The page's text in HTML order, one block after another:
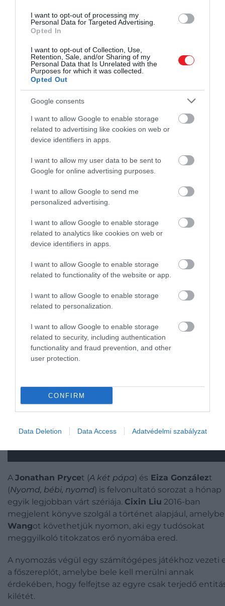
I want to opt-out of processing my
Personal Data for Targeted Advertising.
Opted In
I want to opt-out of Collection, Use,
Retention, Sale, and/or Sharing of my
Personal Data that Is Unrelated with the
Purposes for which it was collected.
Opted Out
Google consents
I want to allow Google to enable storage
related to advertising like cookies on web or
device identifiers in apps.
I want to allow my user data to be sent to
Google for online advertising purposes.
I want to allow Google to send me
personalized advertising.
I want to allow Google to enable storage
related to analytics like cookies on web or
device identifiers in apps.
I want to allow Google to enable storage
related to functionality of the website or app.
I want to allow Google to enable storage
related to personalization.
I want to allow Google to enable storage
related to security, including authentication
functionality and fraud prevention, and other
user protection.
CONFIRM
Data Deletion Data Access Adatvédelmi szabályzat
egy német sci-fi elemekkel bíró drámasorozat,
küldetés során. Férje nem képes keresztbe tett kézzel
várni, így nyomozásba kezd, miközben szülőként
szintén eddig nem ismert kötelezettségei akadnak.
Ez is érdekelhet:Öt 2024-ben érkező új sorozat,
amire nem győzünk várni
A Jonathan Prycet (A két pápa) és Eiza Gonzálezt
(Nyomd, bébi, nyomd) is felvonultató sorozat a hónap
egyik legjobban várt szériája. Cixin Liu 2016-ban
megjelent könyve szolgál a történet alapjául,
Wangot követhetjük nyomon, aki egy tudósokat
meggyilkoló titokzatos erő nyomába ered.
A nyomozás végül egy számítógépes játékhoz vezeti
a főszereplőt, amelybe bele kell merülni annak
érdekében, hogy felfejtse az egyre csak terjedő
kilétét.